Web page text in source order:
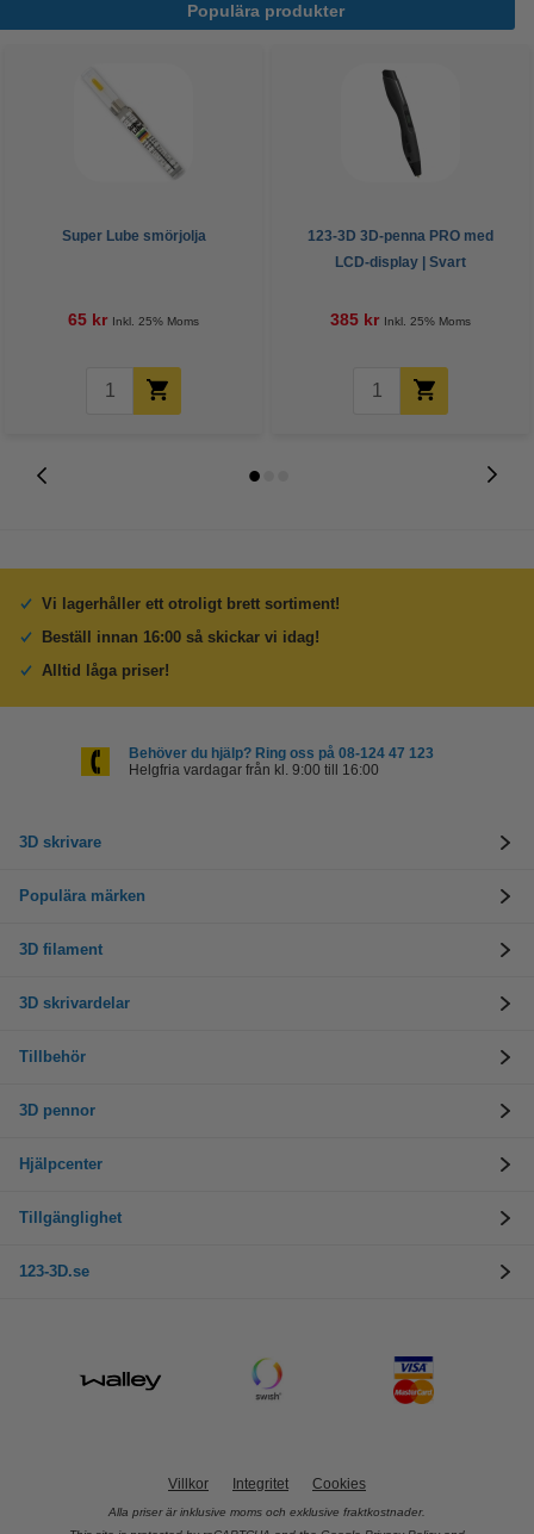
Populära produkter
Super Lube smörjolja
65 kr Inkl. 25% Moms
123-3D 3D-penna PRO med
LCD-display | Svart
385 kr Inkl. 25% Moms
Vi lagerhåller ett otroligt brett sortiment!
Beställ innan 16:00 så skickar vi idag!
Alltid låga priser!
Behöver du hjälp? Ring oss på 08-124 47 123
Helgfria vardagar från kl. 9:00 till 16:00
3D skrivare
Populära märken
3D filament
3D skrivardelar
Tillbehör
3D pennor
Hjälpcenter
Tillgänglighet
123-3D.se
Villkor Integritet Cookies
Alla priser är inklusive moms och exklusive fraktkostnader.